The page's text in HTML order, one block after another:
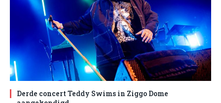
Derde concert Teddy Swims in Ziggo Dome